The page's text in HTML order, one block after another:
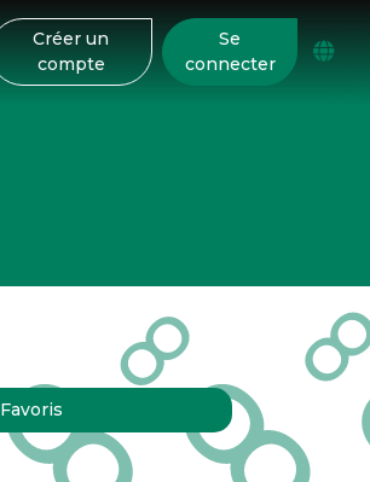
Créer un
compte
Se
connecter
Favoris